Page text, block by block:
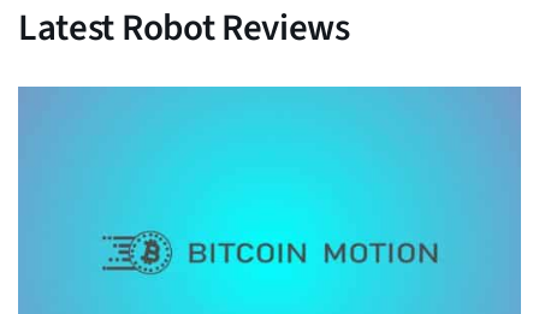
Latest Robot Reviews